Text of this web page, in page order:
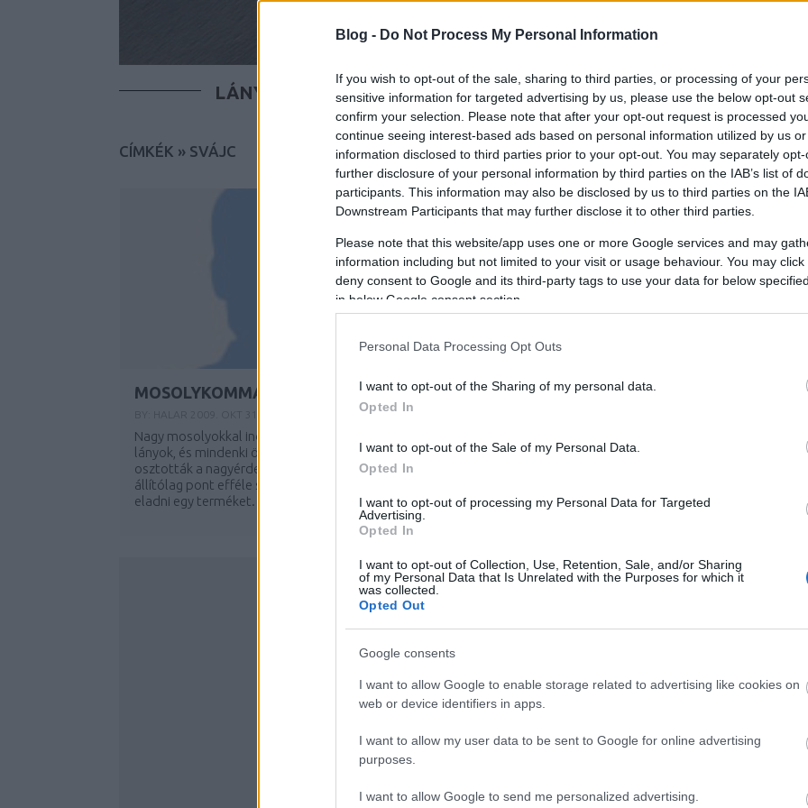
Blog - Do Not Process My Personal Information
If you wish to opt-out of the sale, sharing to third parties, or processing of your
sensitive information for targeted advertising by us, please use the below opt-out
confirm your selection. Please note that after your opt-out request is processed
continue seeing interest-based ads based on personal information utilized by us
information disclosed to third parties prior to your opt-out. You may separately
further disclosure of your personal information by third parties on the IAB’s list of
participants. This information may also be disclosed by us to third parties on the
Downstream Participants that may further disclose it to other third parties.
Please note that this website/app uses one or more Google services and may
information including but not limited to your visit or usage behaviour. You may
deny consent to Google and its third-party tags to use your data for below
in below Google consent section.
Personal Data Processing Opt Outs
I want to opt-out of the Sharing of my personal data.
Opted In
I want to opt-out of the Sale of my Personal Data.
Opted In
I want to opt-out of processing my Personal Data for Targeted
Advertising.
Opted In
I want to opt-out of Collection, Use, Retention, Sale, and/or Sharing
of my Personal Data that Is Unrelated with the Purposes for which it
was collected.
Opted Out
Google consents
I want to allow Google to enable storage related to advertising like cookies on
web or device identifiers in apps.
I want to allow my user data to be sent to Google for online advertising
purposes.
I want to allow Google to send me personalized advertising.
LÁNYOK FIÚK TIPPEK GYEREKKEL SZOKNYÁBAN
KÜLDJ FOTÓT
CÍMKÉK » SVÁJC
MOSOLYKOMMANDÓ
Nagy mosolyokkal indultak el útjukon ezek a
lányok, és mindenki örömére ezt meg is
osztották a nagyérdeművel. Reklámokban
állítólag pont efféle szájgörbülettel lehet
eladni egy terméket. Hát ki az, aki ha a reggeli...
A bicikli nem egyszerűen közlekedési eszköz,
hanem egy igazi stíluselem. Nem kér
hiszen maga öltöztet. És még a városokat is
-